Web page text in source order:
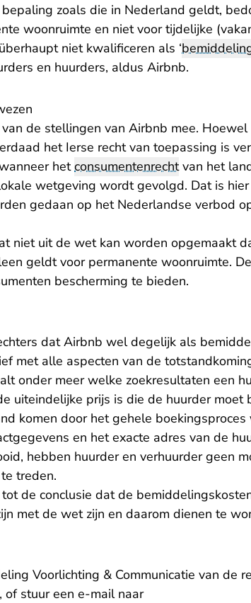
zoals die in Nederland geldt,
woonruimte en niet voor tijdelijke
niet kwalificeren als ‘
en huurders, aldus Airbnb.
de stellingen van Airbnb mee.
het Ierse recht van toepassing is
hetconsumentenrechtvan het
wetgeving wordt gevolgd. Dat is
gedaan op het Nederlandse verbod
niet uit de wet kan worden opgemaakt
geldt voor permanente woonruimte.
bescherming te bieden.
dat Airbnb wel degelijk als
met alle aspecten van de
onder meer welke zoekresultaten een
uiteindelijke prijs is die de huurder moet
komen door het gehele
en het exacte adres van de
hebben huurder en verhuurder geen
treden.
de conclusie dat de
met de wet zijn en daarom dienen te
Voorlichting & Communicatie van de
stuur een e-mail naar